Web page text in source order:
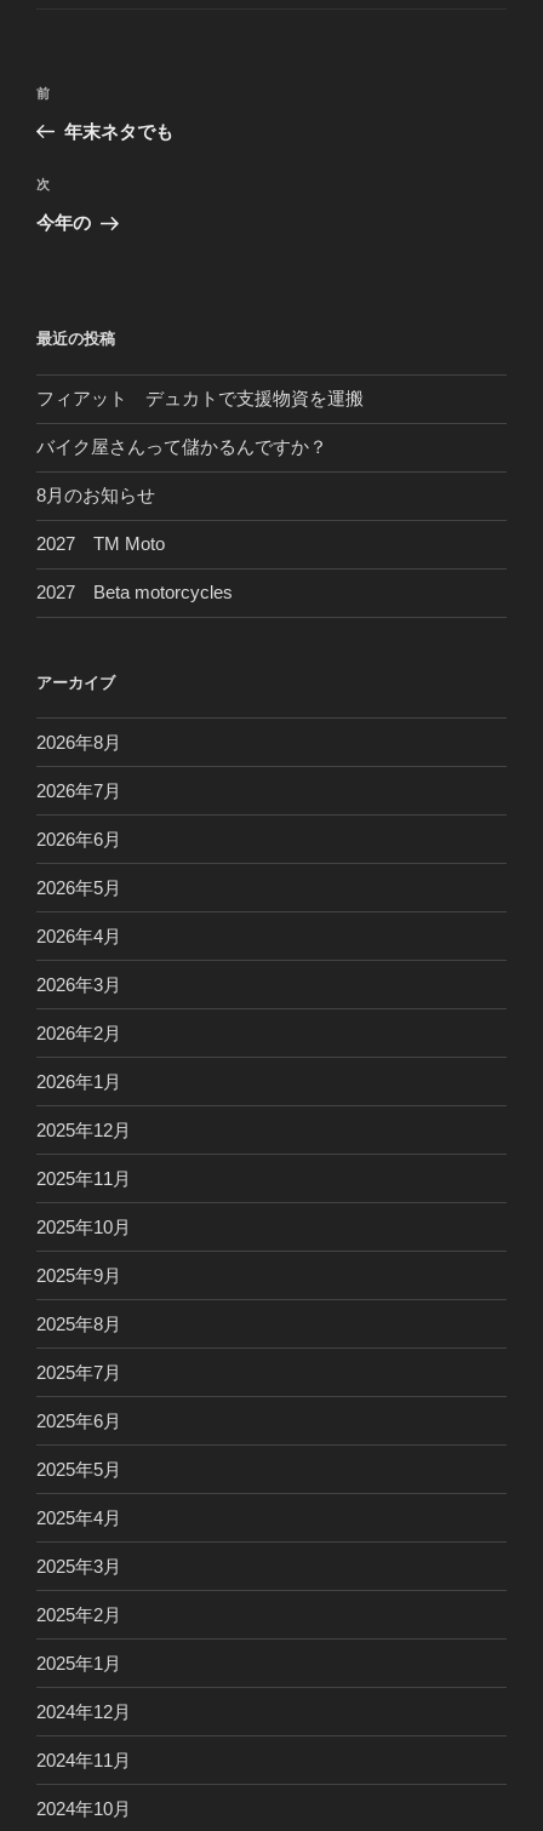
投
ビ
ゲ
ン
前
の
稿
前
年末ネタでも
次
の
次
今年の
最近の投稿
フィアット デュカトで支援物資を運搬
バイク屋さんって儲かるんですか？
8月のお知らせ
2027 TM Moto
2027 Beta motorcycles
アーカイブ
2026年8月
2026年7月
2026年6月
2026年5月
2026年4月
2026年3月
2026年2月
2026年1月
2025年12月
2025年11月
2025年10月
2025年9月
2025年8月
2025年7月
2025年6月
2025年5月
2025年4月
2025年3月
2025年2月
2025年1月
2024年12月
2024年11月
2024年10月